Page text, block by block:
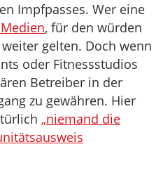
Impfpasses. Wer eine
, für den würden
gelten. Doch wenn
oder Fitnessstudios
Betreiber in der
zu gewähren. Hier
„niemand die